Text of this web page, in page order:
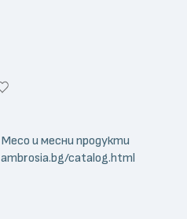
Месо и месни продукти
ambrosia.bg/catalog.html